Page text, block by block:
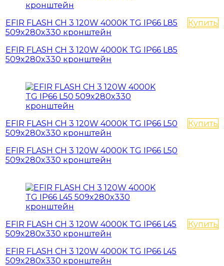
EFIR FLASH СН 3 120W 4000K TG IР66 L85
509x280x330 кронштейн
EFIR FLASH СН 3 120W 4000K TG IР66 L85
509x280x330 кронштейн
Купить
EFIR FLASH СН 3 120W 4000K TG IР66 L50
509x280x330 кронштейн
EFIR FLASH СН 3 120W 4000K TG IР66 L50
509x280x330 кронштейн
Купить
EFIR FLASH СН 3 120W 4000K TG IР66 L45
509x280x330 кронштейн
EFIR FLASH СН 3 120W 4000K TG IР66 L45
509x280x330 кронштейн
Купить